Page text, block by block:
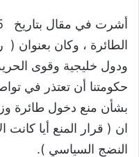
الطائرة ، وكان بعنوان
ودول خليجية وقوى
حكومتنا أن تعتذر في
بشأن منع دخول طائرة
ان ( قرار المنع أيا
النضج السياسي ).